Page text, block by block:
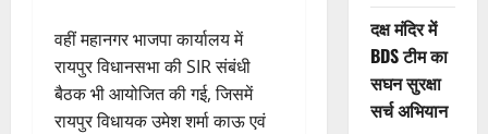
वहीं महानगर भाजपा कार्यालय में
रायपुर विधानसभा की SIR संबंधी
बैठक भी आयोजित की गई, जिसमें
रायपुर विधायक उमेश शर्मा काऊ एवं
दक्ष मंदिर में
BDS टीम का
सघन सुरक्षा
सर्च अभियान